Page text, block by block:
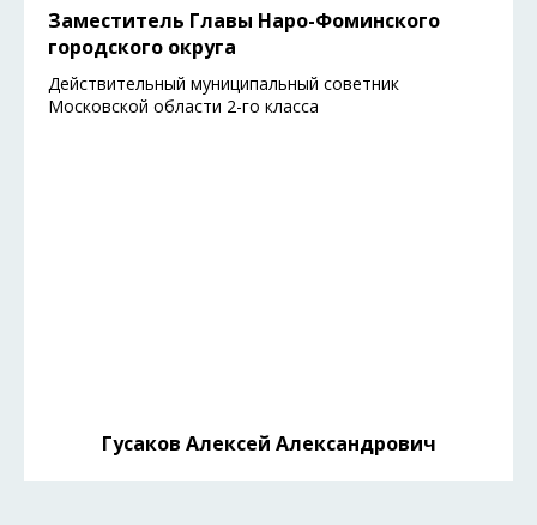
Заместитель Главы Наро-Фоминского
городского округа
Действительный муниципальный советник
Московской области 2-го класса
Гусаков Алексей Александрович